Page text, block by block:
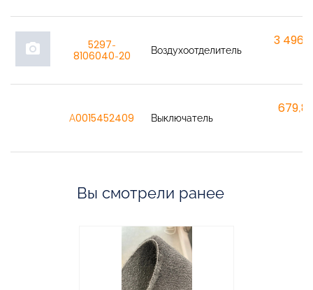
photo_camera
5297-
8106040-20
Воздухоотделитель
3
A0015452409 Выключатель
Вы смотрели ранее